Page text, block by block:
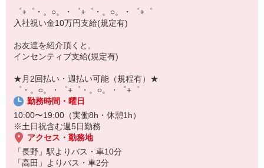
法人営業・アパレル販売・個別指導塾・人材紹介
▼人気案件も多数♪
短期・期間限定・オープニング・官公庁案件
上場/優良/大手企業など
【スマホ面接実施中】
￣￣￣￣￣￣￣￣￣
自宅に居ながらスマホでカンタン面接OK！
オンライン面談なのでスピード対応。
゜+゜・。○。・゜+゜・。○。・゜+゜
入社祝い金10万円支給(規定有)
お友達を紹介頂くと,
インセンティブ支給(規定有)
★月2回払い・週払い可能（規程有）★
゜・。○。・゜+゜・。○。・゜+゜
勤務時間・曜日
10:00〜19:00（実働8h・休憩1h）
※土日祝含む週5日勤務
アクセス・勤務地
「長野」駅よりバス・車10分
「高田」よりバス・車2分